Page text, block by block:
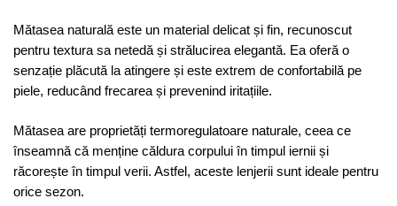
Mătasea naturală este un material delicat și fin, recunoscut
pentru textura sa netedă și strălucirea elegantă. Ea oferă o
senzație plăcută la atingere și este extrem de confortabilă pe
piele, reducând frecarea și prevenind iritațiile.
Mătasea are proprietăți termoregulatoare naturale, ceea ce
înseamnă că menține căldura corpului în timpul iernii și
răcorește în timpul verii. Astfel, aceste lenjerii sunt ideale pentru
orice sezon.